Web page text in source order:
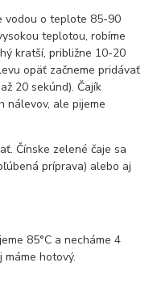
vodou o teplote 85-90
teplotou, robíme
kratší, približne 10-20
opäť začneme pridávať
20 sekúnd). Čajík
nálevov, ale pijeme
Čínske zelené čaje sa
príprava) alebo aj
85°C a necháme 4
hotový.